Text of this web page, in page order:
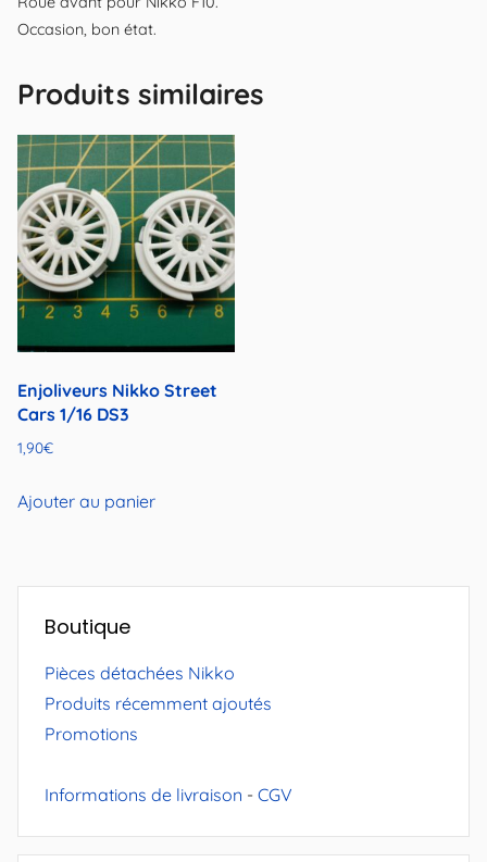
Occasion, bon état.
Produits similaires
Enjoliveurs Nikko Street
Cars 1/16 DS3
1,90€
Ajouter au panier
Boutique
Pièces détachées Nikko
Produits récemment ajoutés
Promotions
Informations de livraison - CGV